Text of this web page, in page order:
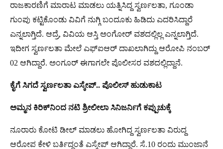
ರಾಜಕಾರಣಿಗೆ ಮಾರಾಟ ಮಾಡಲು ಯತ್ನಿಸಿದ್ದ ಸ್ವರ್ಣಲತಾ, ಗೂಂಡಾ
ಗುಂಪು ಕಟ್ಟಿಕೊಂಡು ವಿವಿಗೆ ನುಗ್ಗಿ ಬಂದೂಕು ಹಿಡಿದು ಎದರಿಸಿದ್ದಾರೆ
ಎನ್ನಲಾಗ್ತಿದೆ. ಆದ್ರೆ, ವಿವಿಯ ಆಸ್ತಿ ಅಂಗೋರ್​ ವಶದಲ್ಲಿಲ್ಲ ಎನ್ನಲಾಗ್ತಿದೆ.
ಇದೀಗ ಸ್ವರ್ಣಲತಾ ಮೇಲೆ ಎಫ್​​ಐಆರ್​ ದಾಖಲಾಗಿದ್ದು ಆರೋಪಿ ನಂಬರ್​​
02 ಆಗಿದ್ದಾರೆ. ಅಂಗೂರ್​​ ಈಗಾಗಲೇ ಪೊಲೀಸರ ವಶದಲ್ಲಿದ್ದಾನೆ.
ಕೈಗೆ ಸಿಗದೆ ಸ್ವರ್ಣಲತಾ ಎಸ್ಕೇಪ್​.. ಪೊಲೀಸ್​ ಹುಡುಕಾಟ
ಅಮ್ಮನ ಕಿರಿಕ್​​​​ನಿಂದ ನಟಿ ಶ್ರೀಲೀಲಾ ಸಿನಿಜರ್ನಿಗೆ ಕಪ್ಪುಚುಕ್ಕೆ
ನೂರಾರು ಕೋಟಿ ಡೀಲ್​ ಮಾಡಲು ಹೋಗಿದ್ದ ಸ್ವರ್ಣಲತಾ ವಿರುದ್ದ
ಆರೋಪ ಕೇಳಿ ಬರ್ತಿದ್ದಂತೆ ಎಸ್ಕೇಪ್​ ಆಗಿದ್ದಾರೆ. ಸೆ.10 ರಂದು ಮುಂಜಾನೆ